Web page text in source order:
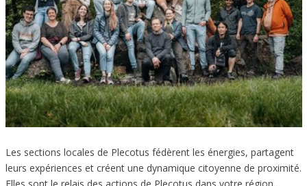
Les sections locales de Plecotus fédèrent les énergies, partagent
leurs expériences et créent une dynamique citoyenne de proximité.